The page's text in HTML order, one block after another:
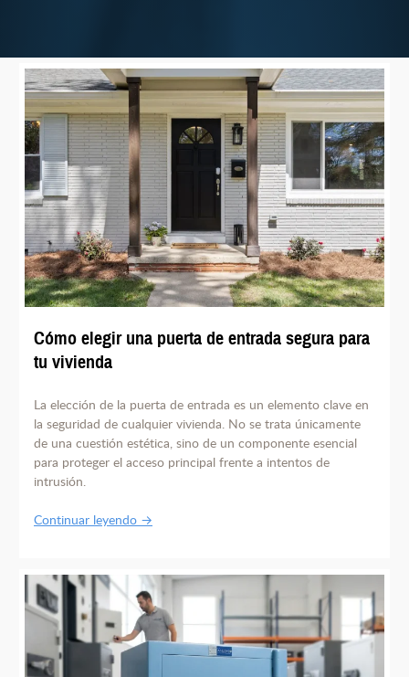
Cómo elegir una puerta de entrada segura para
tu vivienda
La elección de la puerta de entrada es un elemento clave en
la seguridad de cualquier vivienda. No se trata únicamente
de una cuestión estética, sino de un componente esencial
para proteger el acceso principal frente a intentos de
intrusión.
Continuar leyendo →